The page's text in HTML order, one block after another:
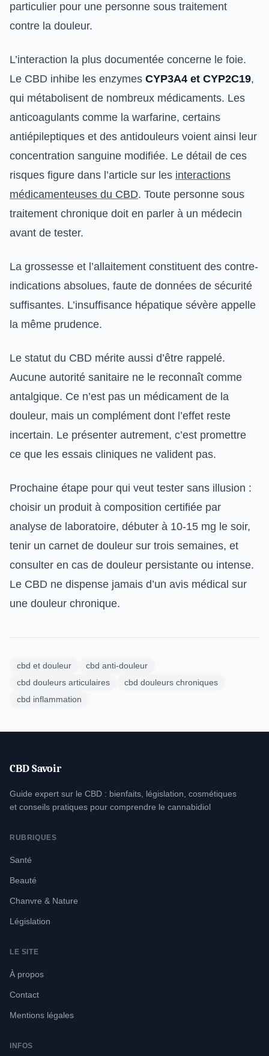
particulier pour une personne sous traitement
contre la douleur.
L’interaction la plus documentée concerne le foie.
Le CBD inhibe les enzymes CYP3A4 et CYP2C19,
qui métabolisent de nombreux médicaments. Les
anticoagulants comme la warfarine, certains
antiépileptiques et des antidouleurs voient ainsi leur
concentration sanguine modifiée. Le détail de ces
risques figure dans l’article sur les interactions
médicamenteuses du CBD. Toute personne sous
traitement chronique doit en parler à un médecin
avant de tester.
La grossesse et l’allaitement constituent des contre-
indications absolues, faute de données de sécurité
suffisantes. L’insuffisance hépatique sévère appelle
la même prudence.
Le statut du CBD mérite aussi d’être rappelé.
Aucune autorité sanitaire ne le reconnaît comme
antalgique. Ce n’est pas un médicament de la
douleur, mais un complément dont l’effet reste
incertain. Le présenter autrement, c’est promettre
ce que les essais cliniques ne valident pas.
Prochaine étape pour qui veut tester sans illusion :
choisir un produit à composition certifiée par
analyse de laboratoire, débuter à 10-15 mg le soir,
tenir un carnet de douleur sur trois semaines, et
consulter en cas de douleur persistante ou intense.
Le CBD ne dispense jamais d’un avis médical sur
une douleur chronique.
cbd et douleur
cbd anti-douleur
cbd douleurs articulaires
cbd douleurs chroniques
cbd inflammation
CBD Savoir
Guide expert sur le CBD : bienfaits, législation, cosmétiques
et conseils pratiques pour comprendre le cannabidiol
RUBRIQUES
Santé
Beauté
Chanvre & Nature
Législation
LE SITE
À propos
Contact
Mentions légales
INFOS